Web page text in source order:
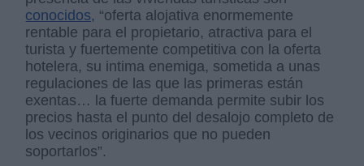
conocidos, “oferta alojativa enormemente
rentable para el propietario, atractiva para el
turista y fuertemente competitiva con la oferta
hotelera, su intima enemiga, sometida a unas
regulaciones de las que las primeras están
exentas… la fuerte demanda permite subir los
precios hasta el punto del desalojo completo de
los vecinos originarios que no pueden
soportarlos”.